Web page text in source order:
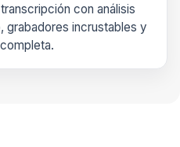
con análisis
grabadores incrustables y